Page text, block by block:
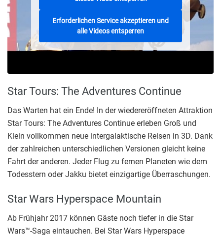
Erforderlichen Service akzeptieren und
alle Videos entsperren
Star Tours: The Adventures Continue
Das Warten hat ein Ende! In der wiedereröffneten Attraktion
Star Tours: The Adventures Continue erleben Groß und
Klein vollkommen neue intergalaktische Reisen in 3D. Dank
der zahlreichen unterschiedlichen Versionen gleicht keine
Fahrt der anderen. Jeder Flug zu fernen Planeten wie dem
Todesstern oder Jakku bietet einzigartige Überraschungen.
Star Wars Hyperspace Mountain
Ab Frühjahr 2017 können Gäste noch tiefer in die Star
Wars™-Saga eintauchen. Bei Star Wars Hyperspace